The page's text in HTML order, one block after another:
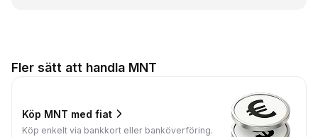
Fler sätt att handla MNT
Köp MNT med fiat
Köp enkelt via bankkort eller banköverföring.